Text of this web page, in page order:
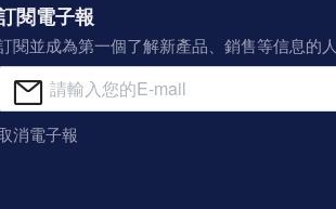
閱電子報
閱並成為第一個了解新產品、銷售等信息的人
消電子報